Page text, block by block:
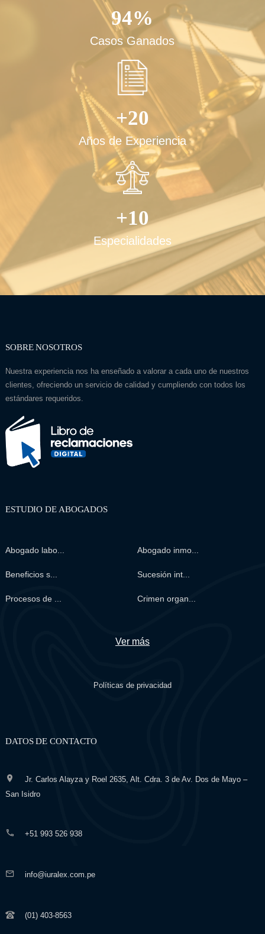
94%
Casos Ganados
+20
Años de Experiencia
+10
Especialidades
SOBRE NOSOTROS
Nuestra experiencia nos ha enseñado a valorar a cada uno de nuestros
clientes, ofreciendo un servicio de calidad y cumpliendo con todos los
estándares requeridos.
ESTUDIO DE ABOGADOS
Abogado labo... Abogado inmo...
Beneficios s... Sucesión int...
Procesos de ... Crimen organ...
Ver más
Políticas de privacidad
DATOS DE CONTACTO
Jr. Carlos Alayza y Roel 2635, Alt. Cdra. 3 de Av. Dos de Mayo –
San Isidro
+51 993 526 938
info@iuralex.com.pe
(01) 403-8563